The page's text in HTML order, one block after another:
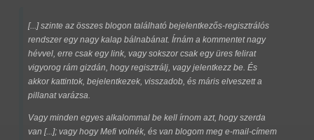
[...] szinte az összes blogon található bejelentkezős-regisztrálós
rendszer egy nagy kalap bálnabánat. Írnám a kommentet nagy
hévvel, erre csak egy link, vagy sokszor csak egy üres felirat
vigyorog rám gizdán, hogy regisztrálj, vagy jelentkezz be. És
akkor kattintok, bejelentkezek, visszadob, és máris elveszett a
pillanat varázsa.
Vagy minden egyes alkalommal be kell írnom azt, hogy szerda
van [...]; vagy hogy Mefi volnék, és van blogom meg e-mail-címem